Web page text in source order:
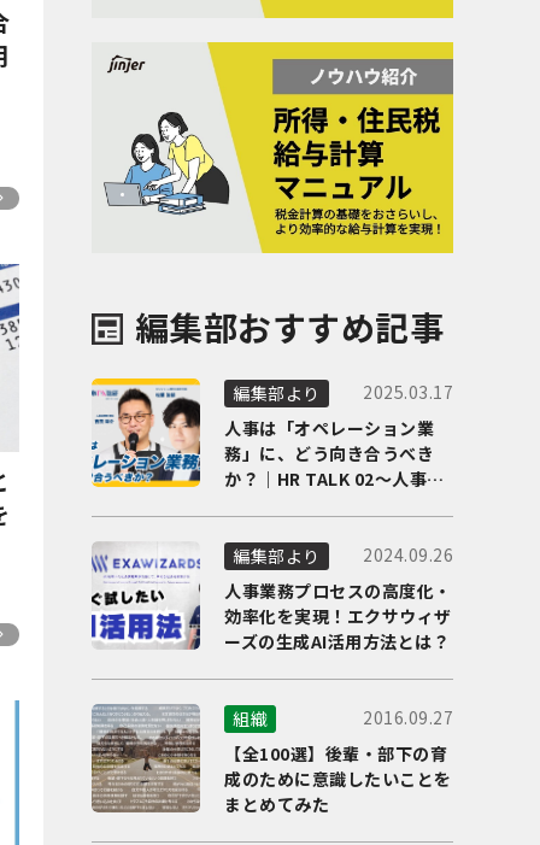
編集部おすすめ記事
編集部より
2025.03.17
人事は「オペレーション業
務」に、どう向き合うべき
か？｜HR TALK 02～人事DX
編集部より
2024.09.26
人事業務プロセスの高度化・
効率化を実現！エクサウィザ
ーズの生成AI活用方法とは？
組織
2016.09.27
【全100選】後輩・部下の育
成のために意識したいことを
まとめてみた